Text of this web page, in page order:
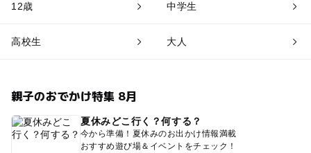
12歳 中学生
高校生 大人
親子のおでかけ特集 8月
夏休みどこ行く？何する？
今から準備！夏休みのお出かけ情報満載
おすすめ遊び場＆イベントをチェック！